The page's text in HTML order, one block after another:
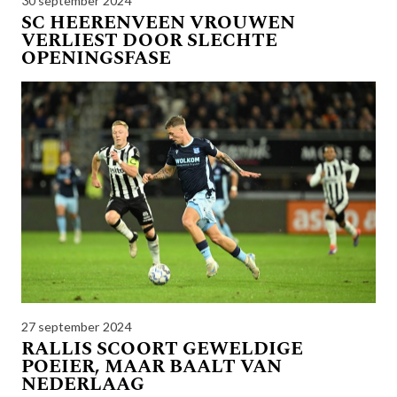
SC HEERENVEEN VROUWEN
VERLIEST DOOR SLECHTE
OPENINGSFASE
27 september 2024
RALLIS SCOORT GEWELDIGE
POEIER, MAAR BAALT VAN
NEDERLAAG